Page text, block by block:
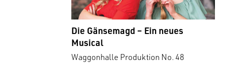
Die Gänsemagd – Ein neues
Musical
Waggonhalle Produktion No. 48